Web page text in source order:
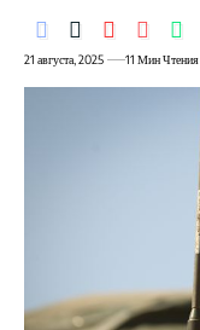
21 августа, 2025 11 Мин Чтения